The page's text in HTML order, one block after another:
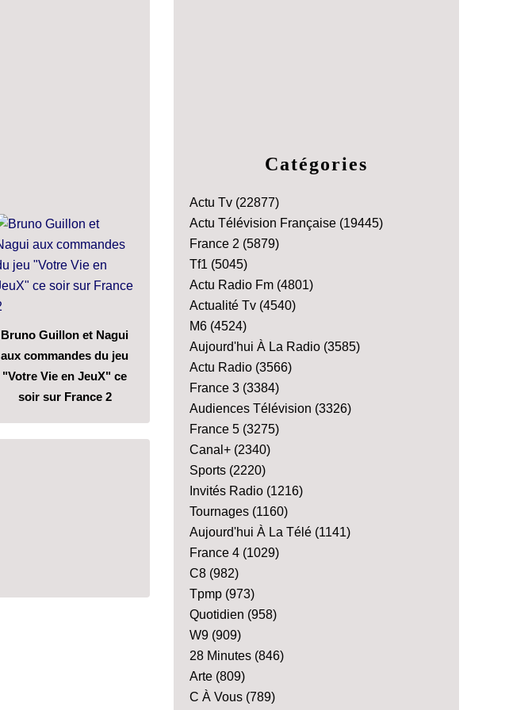
Bruno Guillon et Nagui
aux commandes du jeu
"Votre Vie en JeuX" ce
soir sur France 2
Catégories
Actu Tv (22877)
Actu Télévision Française (19445)
France 2 (5879)
Tf1 (5045)
Actu Radio Fm (4801)
Actualité Tv (4540)
M6 (4524)
Aujourd'hui À La Radio (3585)
Actu Radio (3566)
France 3 (3384)
Audiences Télévision (3326)
France 5 (3275)
Canal+ (2340)
Sports (2220)
Invités Radio (1216)
Tournages (1160)
Aujourd'hui À La Télé (1141)
France 4 (1029)
C8 (982)
Tpmp (973)
Quotidien (958)
W9 (909)
28 Minutes (846)
Arte (809)
C À Vous (789)